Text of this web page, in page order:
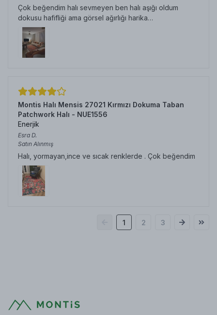
Çok beğendim halı sevmeyen ben halı aşığı oldum
dokusu hafifliği ama görsel ağırlığı harika…
Montis Halı Mensis 27021 Kırmızı Dokuma Taban
Patchwork Halı - NUE1556
Enerjik
Esra D.
Satın Alınmış
Halı, yormayan,ince ve sıcak renklerde . Çok beğendim
1 2 3